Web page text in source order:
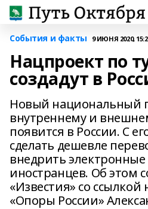
События и факты 9 ИЮНЯ 2020,
Нацпроект по
создадут в
Новый национальный
внутреннему и
появится в России. С
сделать дешевле
внедрить
иностранцев. Об этом
«Известия» со ссылкой
«Опоры России»